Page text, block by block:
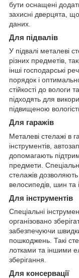
бути оснащені
захисні дверцята,
даних.
Для підвалів
У підвалі металеві
різних предметів,
інші господарські
порядок і
стійкості до вологи
підходять для
підвищеною
Для гаражів
Металеві стелажі в
інструментів,
допомагають
предмети.
стелажів
велосипедів, шин та
Для інструментів
Спеціальні
організовано
забезпечуючи
пошкоджень. Такі
лотками та іншими
зберігання.
Для консервації